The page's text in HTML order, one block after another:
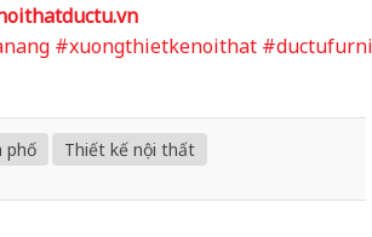
#xuongthietkenoithat
phố Thiết kế nội thất